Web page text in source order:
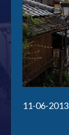
11-06-2013